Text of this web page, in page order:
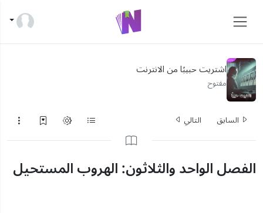
اشتريت حبيبًا من الانترنت
مفتوح
السابق التالي
الفصل الواحد والثلاثون: الهروب المستحيل